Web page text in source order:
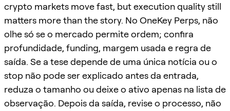
crypto markets move fast, but execution quality still
matters more than the story. No OneKey Perps, não
olhe só se o mercado permite ordem; confira
profundidade, funding, margem usada e regra de
saída. Se a tese depende de uma única notícia ou o
stop não pode ser explicado antes da entrada,
reduza o tamanho ou deixe o ativo apenas na lista de
observação. Depois da saída, revise o processo, não